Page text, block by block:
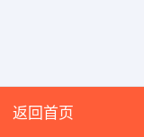
返回首页